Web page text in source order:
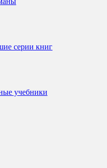
серии книг
учебники